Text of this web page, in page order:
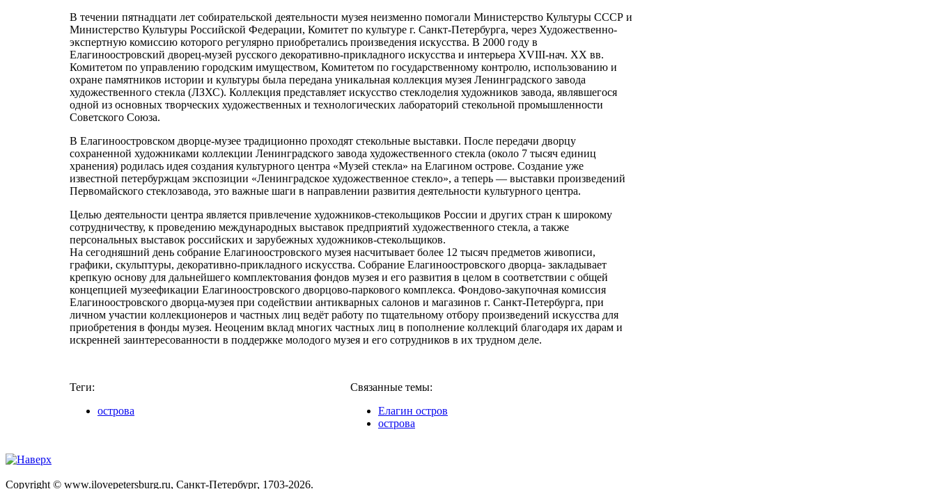
В течении пятнадцати лет собирательской деятельности музея неизменно помогали Министерство Культуры СССР и
Министерство Культуры Российской Федерации, Комитет по культуре г. Санкт-Петербурга, через Художественно-
экспертную комиссию которого регулярно приобретались произведения искусства. В 2000 году в
Елагиноостровский дворец-музей русского декоративно-прикладного искусства и интерьера XVIII-нач. ХХ вв.
Комитетом по управлению городским имуществом, Комитетом по государственному контролю, использованию и
охране памятников истории и культуры была передана уникальная коллекция музея Ленинградского завода
художественного стекла (ЛЗХС). Коллекция представляет искусство стеклоделия художников завода, являвшегося
одной из основных творческих художественных и технологических лабораторий стекольной промышленности
Советского Союза.
В Елагиноостровском дворце-музее традиционно проходят стекольные выставки. После передачи дворцу
сохраненной художниками коллекции Ленинградского завода художественного стекла (около 7 тысяч единиц
хранения) родилась идея создания культурного центра «Музей стекла» на Елагином острове. Создание уже
известной петербуржцам экспозиции «Ленинградское художественное стекло», а теперь — выставки произведений
Первомайского стеклозавода, это важные шаги в направлении развития деятельности культурного центра.
Целью деятельности центра является привлечение художников-стекольщиков России и других стран к широкому
сотрудничеству, к проведению международных выставок предприятий художественного стекла, а также
персональных выставок российских и зарубежных художников-стекольщиков.
На сегодняшний день собрание Елагиноостровского музея насчитывает более 12 тысяч предметов живописи,
графики, скульптуры, декоративно-прикладного искусства. Собрание Елагиноостровского дворца- закладывает
крепкую основу для дальнейшего комплектования фондов музея и его развития в целом в соответствии с общей
концепцией музеефикации Елагиноостровского дворцово-паркового комплекса. Фондово-закупочная комиссия
Елагиноостровского дворца-музея при содействии антикварных салонов и магазинов г. Санкт-Петербурга, при
личном участии коллекционеров и частных лиц ведёт работу по тщательному отбору произведений искусства для
приобретения в фонды музея. Неоценим вклад многих частных лиц в пополнение коллекций благодаря их дарам и
искренней заинтересованности в поддержке молодого музея и его сотрудников в их трудном деле.
Теги:
острова
Связанные темы:
Елагин остров
острова
Copyright © www.ilovepetersburg.ru, Санкт-Петербург, 1703-2026.